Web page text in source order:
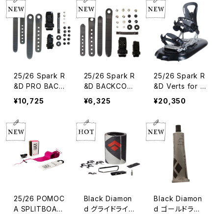
ように
25/26 Spark R
&D PRO BACK
COUNTRY KIT
¥10,725
25/26 Spark R
&D BACKCOU
NTRY KIT
¥6,325
25/26 Spark R
&D Verts for S
park
¥20,350
25/26 POMOC
A SPLITBOAR
Black Diamon
d グライドライト
Black Diamon
d ゴールドラベ